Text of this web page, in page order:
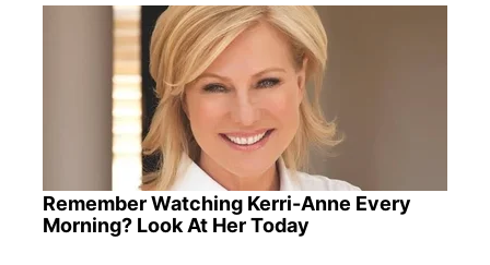
Remember Watching Kerri-Anne Every
Morning? Look At Her Today